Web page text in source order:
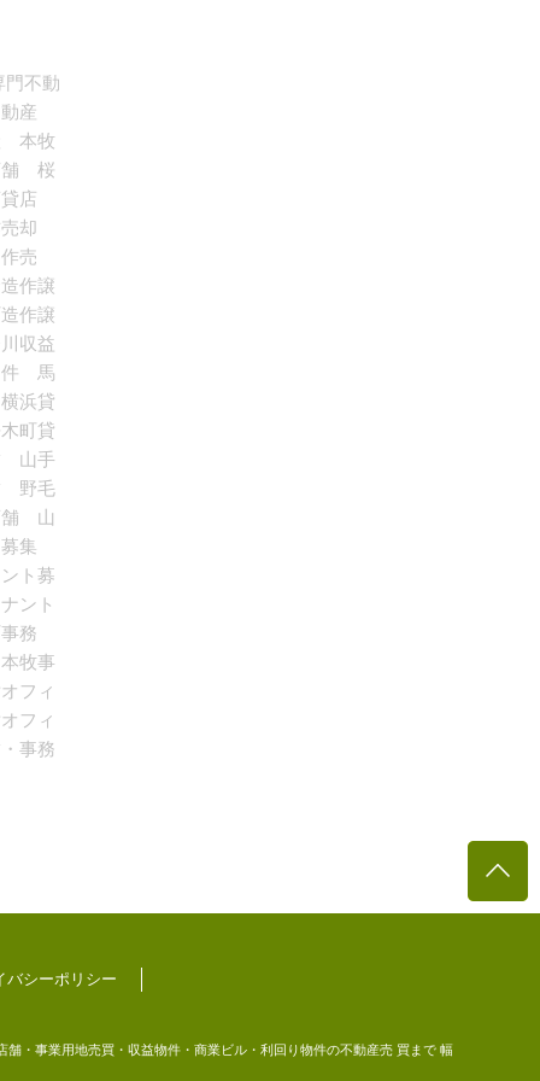
不動
動産
本牧
舗 桜
店
売却
売
作譲
作譲
収益
件 馬
浜貸
町貸
山手
野毛
舗 山
募集
ト募
ント
務
牧事
フィ
フィ
事務
バシーポリシー
・事業用地売買・収益物件・商業ビル・利回り物件の不動産売 買まで 幅